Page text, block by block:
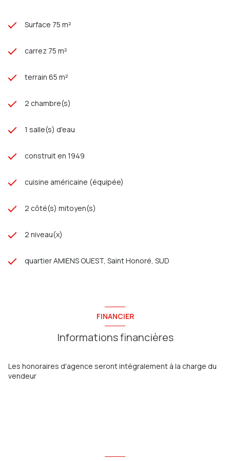
Surface 75 m²
carrez 75 m²
terrain 65 m²
2 chambre(s)
1 salle(s) d'eau
construit en 1949
cuisine américaine (équipée)
2 côté(s) mitoyen(s)
2 niveau(x)
quartier AMIENS OUEST, Saint Honoré, SUD
FINANCIER
Informations financières
Les honoraires d'agence seront intégralement à la charge du
vendeur